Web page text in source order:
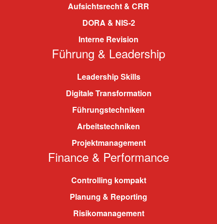
Aufsichtsrecht & CRR
DORA & NIS-2
Interne Revision
Führung & Leadership
Leadership Skills
Digitale Transformation
Führungstechniken
Arbeitstechniken
Projektmanagement
Finance & Performance
Controlling kompakt
Planung & Reporting
Risikomanagement